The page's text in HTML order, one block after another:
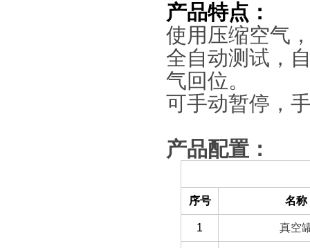
产品特点：
使用压缩空气
全自动测试，
气回位。
可手动暂停，
产品配置：
序号 名称
1 真空